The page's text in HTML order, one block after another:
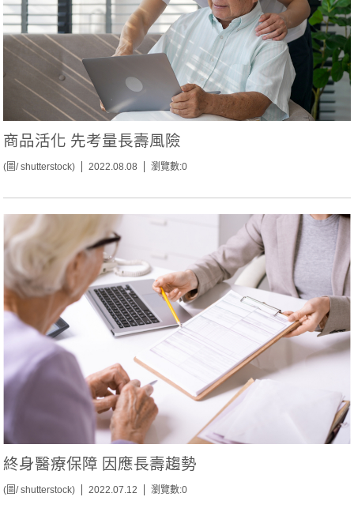
商品活化 先考量長壽風險
(圖/ shutterstock) 2022.08.08 瀏覽數:0
終身醫療保障 因應長壽趨勢
(圖/ shutterstock) 2022.07.12 瀏覽數:0